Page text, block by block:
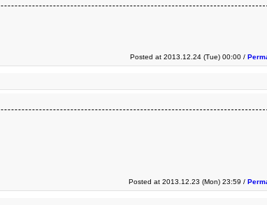
Posted at 2013.12.24 (Tue) 00:00 /
Posted at 2013.12.23 (Mon) 23:59 /